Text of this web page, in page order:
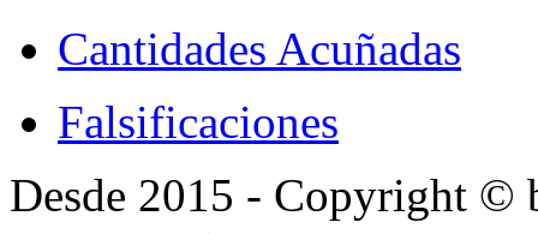
Cantidades Acuñadas
Falsificaciones
Desde 2015 - Copyright ©